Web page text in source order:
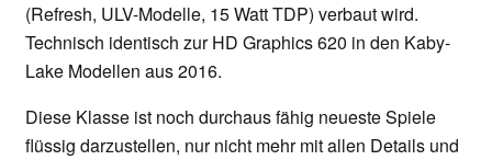
(Refresh, ULV-Modelle, 15 Watt TDP) verbaut wird.
Technisch identisch zur HD Graphics 620 in den Kaby-
Lake Modellen aus 2016.
Diese Klasse ist noch durchaus fähig neueste Spiele
flüssig darzustellen, nur nicht mehr mit allen Details und